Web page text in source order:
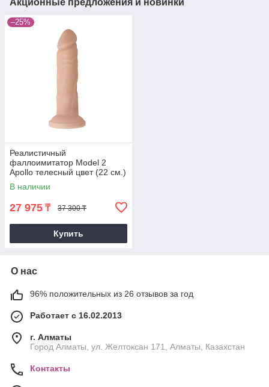
Акционные предложения и новинки
–25%
Реалистичный
фаллоимитатор Model 2
Apollo телесный цвет (22 см.)
В наличии
27 975 ₸ 37 300 ₸
Купить
О нас
96% положительных из 26 отзывов за год
Работает с 16.02.2013
г. Алматы
Город Алматы, ул. Желтоксан 171, Алматы, Казахстан
Контакты